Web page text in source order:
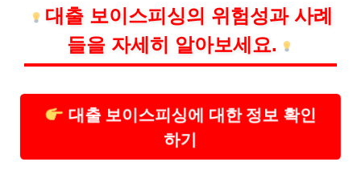
대출 보이스피싱의 위험성과 사례
들을 자세히 알아보세요.
대출 보이스피싱에 대한 정보 확인
하기